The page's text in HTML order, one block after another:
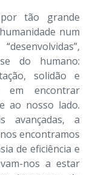
por tão grande
num
do humano:
solidão e
em encontrar
ao nosso lado.
avançadas, a
encontramos
de eficiência e
nos a estar